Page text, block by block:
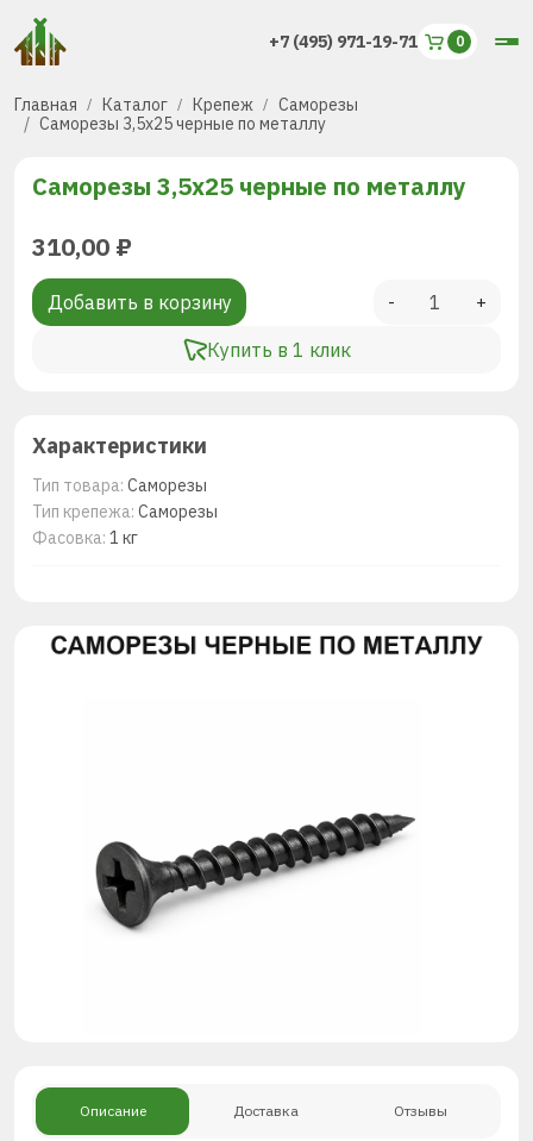
+7 (495) 971-19-71
Главная Каталог Крепеж
Саморезы
Саморезы 3,5х25 черные по металлу
Саморезы 3,5х25 черные по металлу
310,00 ₽
Добавить в корзину
Купить в 1 клик
- +
Характеристики
Тип товара: Саморезы
Тип крепежа: Саморезы
Фасовка: 1 кг
Описание Доставка Отзывы